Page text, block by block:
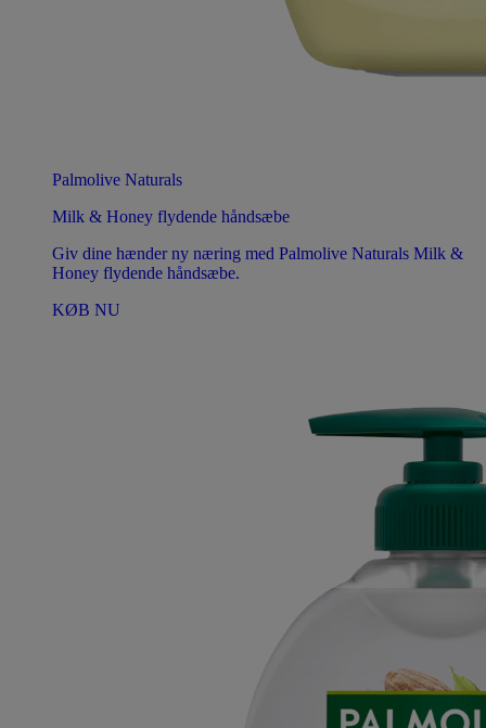
Palmolive Naturals
Milk & Honey flydende håndsæbe
Giv dine hænder ny næring med Palmolive Naturals Milk &
Honey flydende håndsæbe.
KØB NU